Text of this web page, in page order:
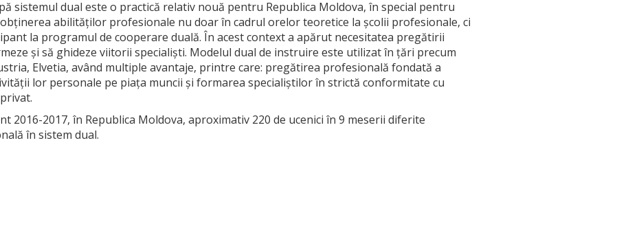
sistemul dual este o practică relativ nouă pentru Republica Moldova, în special pentru
abilităților profesionale nu doar în cadrul orelor teoretice la școlii profesionale, ci
la programul de cooperare duală. În acest context a apărut necesitatea pregătirii
și să ghideze viitorii specialiști. Modelul dual de instruire este utilizat în țări precum
Elvetia, având multiple avantaje, printre care: pregătirea profesională fondată a
lor personale pe piața muncii și formarea specialiștilor în strictă conformitate cu
2016-2017, în Republica Moldova, aproximativ 220 de ucenici în 9 meserii diferite
în sistem dual.